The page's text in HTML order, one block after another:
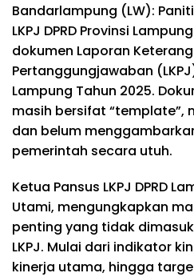
Bandarlampung (LW):
LKPJ DPRD Provinsi
dokumen Laporan
Pertanggungjawaban
Lampung Tahun 2025.
masih bersifat “template”,
dan belum
pemerintah secara utuh.
Ketua Pansus LKPJ DPRD
Utami, mengungkapkan
penting yang tidak
LKPJ. Mulai dari indikator
kinerja utama, hingga target